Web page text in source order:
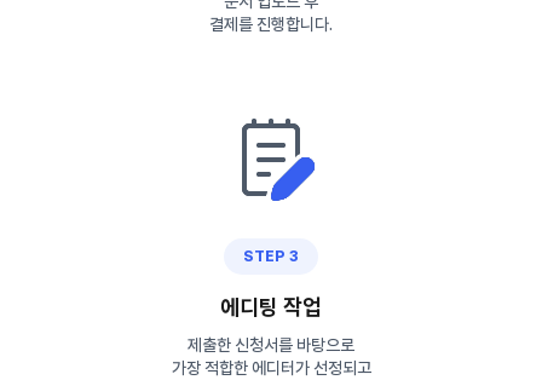
결제를 진행합니다.
STEP 3
에디팅 작업
제출한 신청서를 바탕으로
가장 적합한 에디터가 선정되고